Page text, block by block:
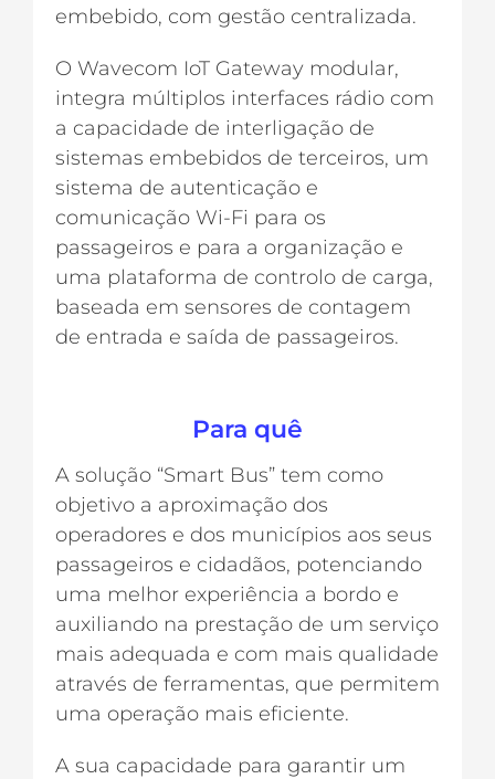
embebido, com gestão centralizada.
O Wavecom IoT Gateway modular,
integra múltiplos interfaces rádio com
a capacidade de interligação de
sistemas embebidos de terceiros, um
sistema de autenticação e
comunicação Wi-Fi para os
passageiros e para a organização e
uma plataforma de controlo de carga,
baseada em sensores de contagem
de entrada e saída de passageiros.
Para quê
A solução “Smart Bus” tem como
objetivo a aproximação dos
operadores e dos municípios aos seus
passageiros e cidadãos, potenciando
uma melhor experiência a bordo e
auxiliando na prestação de um serviço
mais adequada e com mais qualidade
através de ferramentas, que permitem
uma operação mais eficiente.
A sua capacidade para garantir um